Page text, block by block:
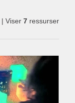
| Viser 7 ressurser